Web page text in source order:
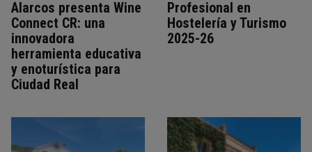
Alarcos presenta Wine
Connect CR: una
innovadora
herramienta educativa
y enoturística para
Ciudad Real
Profesional en
Hostelería y Turismo
2025-26